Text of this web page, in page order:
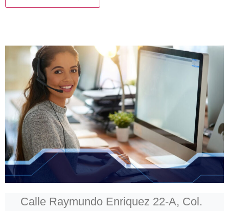
Calle Raymundo Enriquez 22-A, Col.